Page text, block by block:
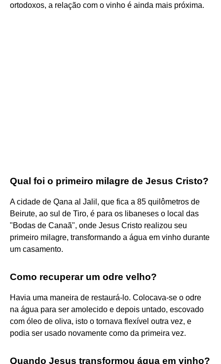
ortodoxos, a relação com o vinho é ainda mais próxima.
Qual foi o primeiro milagre de Jesus Cristo?
A cidade de Qana al Jalil, que fica a 85 quilômetros de
Beirute, ao sul de Tiro, é para os libaneses o local das
"Bodas de Canaã", onde Jesus Cristo realizou seu
primeiro milagre, transformando a água em vinho durante
um casamento.
Como recuperar um odre velho?
Havia uma maneira de restaurá-lo. Colocava-se o odre
na água para ser amolecido e depois untado, escovado
com óleo de oliva, isto o tornava flexível outra vez, e
podia ser usado novamente como da primeira vez.
Quando Jesus transformou água em vinho?